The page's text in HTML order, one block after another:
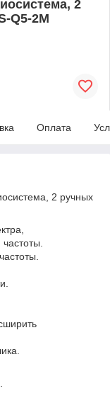
2
Q5-2M
Оплата
2 ручных